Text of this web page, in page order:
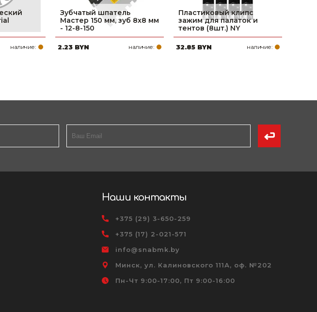
наличие:
Зубчатый шпатель
Мастер 150 мм, зуб 8х8 мм
- 12-8-150
2.23 BYN наличие:
Пластиковый клипс
зажим для палаток и
тентов (8шт.) NY
32.85 BYN наличие:
Наши контакты
+375 (29) 3-650-259
+375 (17) 2-021-571
info@snabmk.by
Минск, ул. Калиновского 111А, оф. №202
Пн-Чт 9:00-17:00, Пт 9:00-16:00